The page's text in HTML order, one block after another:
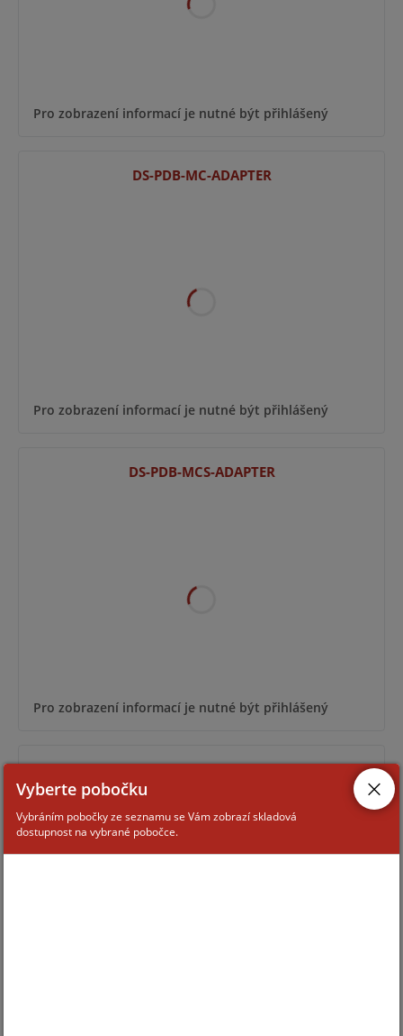
Pro zobrazení informací je nutné být přihlášený
DS-PDB-MC-ADAPTER
Pro zobrazení informací je nutné být přihlášený
DS-PDB-MCS-ADAPTER
Pro zobrazení informací je nutné být přihlášený
DS-PDCM15PF-IR
Vyberte pobočku
Vybráním pobočky ze seznamu se Vám zobrazí skladová
dostupnost na vybrané pobočce.